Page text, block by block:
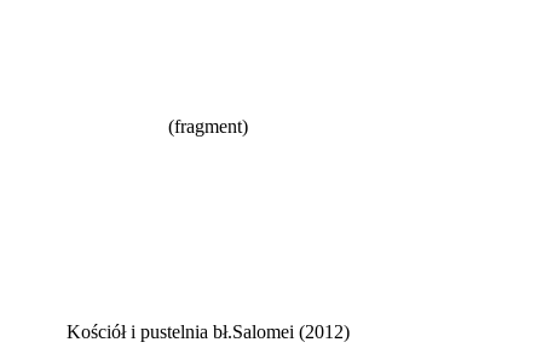
(fragment)
Kościół i pustelnia bł.Salomei (2012)